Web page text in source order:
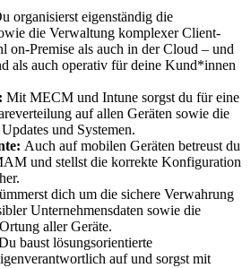
organisierst eigenständig die
die Verwaltung komplexer Client-
on-Premise als auch in der Cloud – und
als auch operativ für deine Kund*innen
Mit MECM und Intune sorgst du für eine
auf allen Geräten sowie die
und Systemen.
Auch auf mobilen Geräten betreust du
und stellst die korrekte Konfiguration
dich um die sichere Verwahrung
Unternehmensdaten sowie die
aller Geräte.
baust lösungsorientierte
auf und sorgst mit